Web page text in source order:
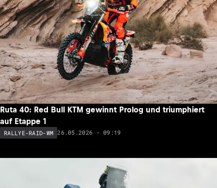
Ruta 40: Red Bull KTM gewinnt Prolog und triumphiert
auf Etappe 1
RALLYE-RAID-WM 26.05.2026 - 09:19